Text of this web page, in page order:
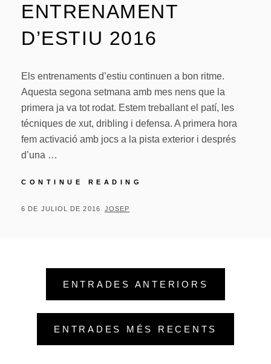
ENTRENAMENT
D’ESTIU 2016
Els entrenaments d’estiu continuen a bon ritme.
Aquesta segona setmana amb mes nens que la
primera ja va tot rodat. Estem treballant el patí, les
técniques de xut, dribling i defensa. A primera hora
fem activació amb jocs a la pista exterior i després
d’una …
CONTINUE READING
POSTED
6 DE JULIOL DE 2016 BY
JOSEP
Navegació
d'entrades
ENTRADES ANTERIORS
ENTRADES MÉS RECENTS